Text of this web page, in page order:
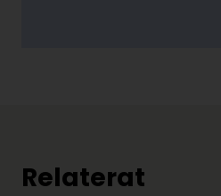
Relaterat